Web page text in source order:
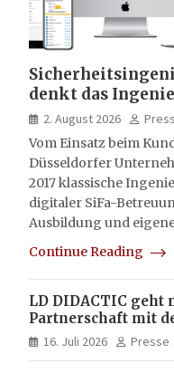
denkt das
HSE-Beratung
hybrid und
2. August 2026
Vom Einsatz beim
Düsseldorfer
2017 klassische
digitaler SiFa-
Ausbildung und
Continue Reading
LD DIDACTIC geht
Partnerschaft mit
vollständig in
16. Juli 2026 Presse